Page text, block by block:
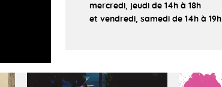
mercredi, jeudi de 14h à 18h
et vendredi, samedi de 14h à 19h